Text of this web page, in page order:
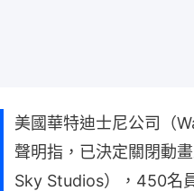
美國華特迪士尼公司（
聲明指，已決定關閉動
Sky Studios），450名